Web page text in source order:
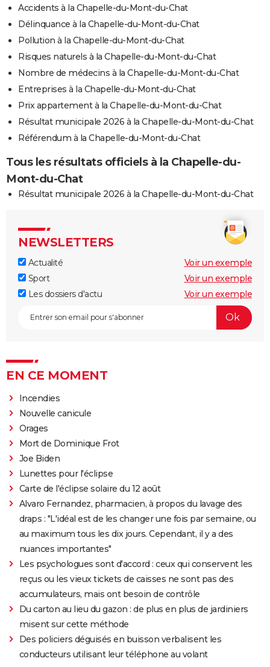
Accidents à la Chapelle-du-Mont-du-Chat
Délinquance à la Chapelle-du-Mont-du-Chat
Pollution à la Chapelle-du-Mont-du-Chat
Risques naturels à la Chapelle-du-Mont-du-Chat
Nombre de médecins à la Chapelle-du-Mont-du-Chat
Entreprises à la Chapelle-du-Mont-du-Chat
Prix appartement à la Chapelle-du-Mont-du-Chat
Résultat municipale 2026 à la Chapelle-du-Mont-du-Chat
Référendum à la Chapelle-du-Mont-du-Chat
Tous les résultats officiels à la Chapelle-du-
Mont-du-Chat
Résultat municipale 2026 à la Chapelle-du-Mont-du-Chat
NEWSLETTERS
Actualité
Voir un exemple
Sport
Voir un exemple
Les dossiers d'actu
Voir un exemple
EN CE MOMENT
Incendies
Nouvelle canicule
Orages
Mort de Dominique Frot
Joe Biden
Lunettes pour l'éclipse
Carte de l'éclipse solaire du 12 août
Alvaro Fernandez, pharmacien, à propos du lavage des
draps : "L'idéal est de les changer une fois par semaine, ou
au maximum tous les dix jours. Cependant, il y a des
nuances importantes"
Les psychologues sont d'accord : ceux qui conservent les
reçus ou les vieux tickets de caisses ne sont pas des
accumulateurs, mais ont besoin de contrôle
Du carton au lieu du gazon : de plus en plus de jardiniers
misent sur cette méthode
Des policiers déguisés en buisson verbalisent les
conducteurs utilisant leur téléphone au volant